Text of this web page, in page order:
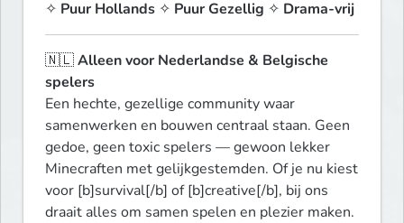
✧ Puur Hollands ✧ Puur Gezellig ✧ Drama-vrij
🇳🇱 Alleen voor Nederlandse & Belgische
spelers
Een hechte, gezellige community waar
samenwerken en bouwen centraal staan. Geen
gedoe, geen toxic spelers — gewoon lekker
Minecraften met gelijkgestemden. Of je nu kiest
voor [b]survival[/b] of [b]creative[/b], bij ons
draait alles om samen spelen en plezier maken.